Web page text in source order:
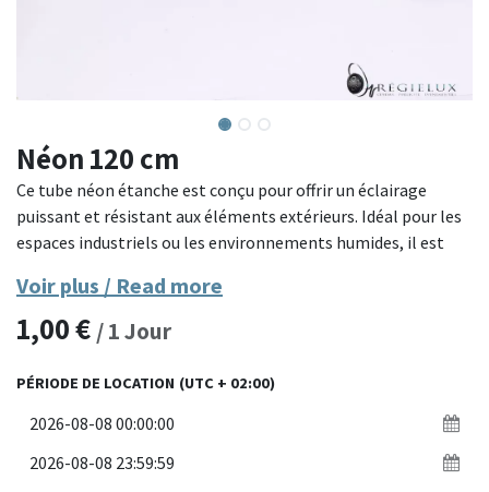
Néon 120 cm
Ce tube néon étanche est conçu pour offrir un éclairage
puissant et résistant aux éléments extérieurs. Idéal pour les
espaces industriels ou les environnements humides, il est
efficacement le tube lumineux. Sa conception allongée
permet d’éclairer de larges zones de manière uniforme.
Matériau : Plastique renforcé, résistant aux éclaboussures et
Caractéristiques : Étanche, longue durée de vie, éclairage
uniforme
Voir plus / Read more
1,00€ /1Jour
PÉRIODE DE LOCATION (UTC + 02:00)